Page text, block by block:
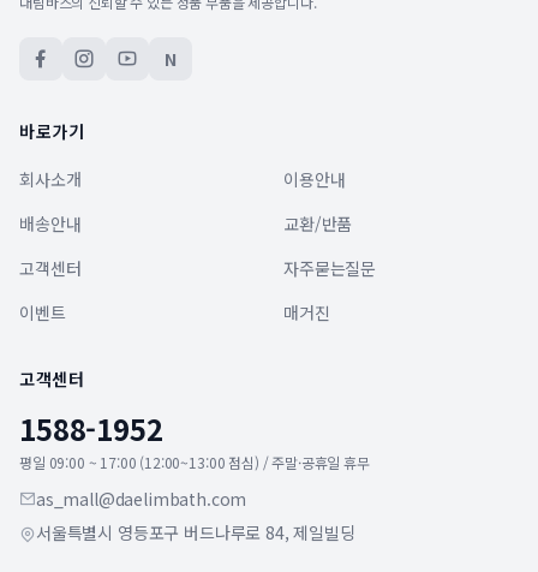
N
바로가기
회사소개
이용안내
배송안내
교환/반품
고객센터
자주묻는질문
이벤트
매거진
고객센터
1588-1952
평일 09:00 ~ 17:00 (12:00~13:00 점심) / 주말·공휴일 휴무
as_mall@daelimbath.com
서울특별시 영등포구 버드나루로 84, 제일빌딩